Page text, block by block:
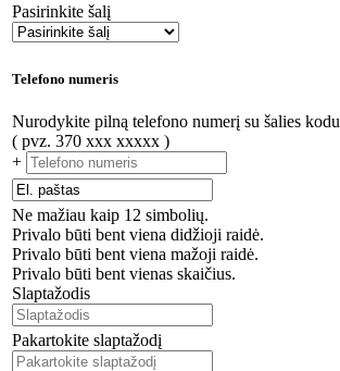
Pasirinkite šalį
Telefono numeris
Nurodykite pilną telefono numerį su šalies kodu
( pvz. 370 xxx xxxxx )
+
Ne mažiau kaip 12 simbolių.
Privalo būti bent viena didžioji raidė.
Privalo būti bent viena mažoji raidė.
Privalo būti bent vienas skaičius.
Slaptažodis
Pakartokite slaptažodį